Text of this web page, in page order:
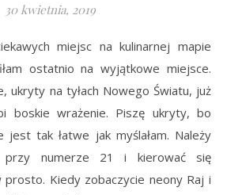
30 kwietnia, 2019
miejsc na kulinarnej mapie
ostatnio na wyjątkowe miejsce.
ukryty na tyłach Nowego Światu, już
boskie wrażenie. Piszę ukryty, bo
tak łatwe jak myślałam. Należy
numerze 21 i kierować się
Kiedy zobaczycie neony Raj i